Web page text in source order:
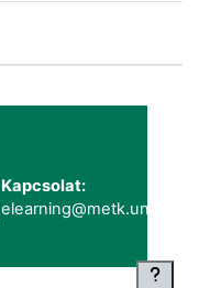
Kapcsolat: